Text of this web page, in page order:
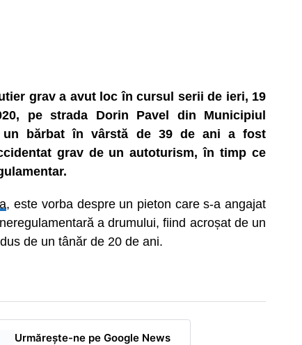
grav a avut loc în cursul serii de ieri, 19
pe strada Dorin Pavel din Municipiul
un bărbat în vârstă de 39 de ani a fost
grav de un autoturism, în timp ce
, este vorba despre un pieton care s-a angajat
a drumului, fiind acroșat de un
de un tânăr de 20 de ani.
Urmărește-ne pe Google News